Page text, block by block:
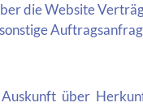
die Website
über